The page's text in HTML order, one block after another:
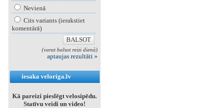
Nevienā
Cits variants (ierakstiet
komentārā)
(varat balsot reizi dienā)
aptaujas rezultāti »
iesaka veloriga.lv
Kā pareizi pieslēgt velosipēdu.
Statīvu veidi un video!